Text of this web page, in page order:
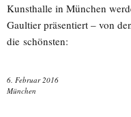
Kunsthalle in München
Gaultier präsentiert – von
die schönsten:
6. Februar 2016
München